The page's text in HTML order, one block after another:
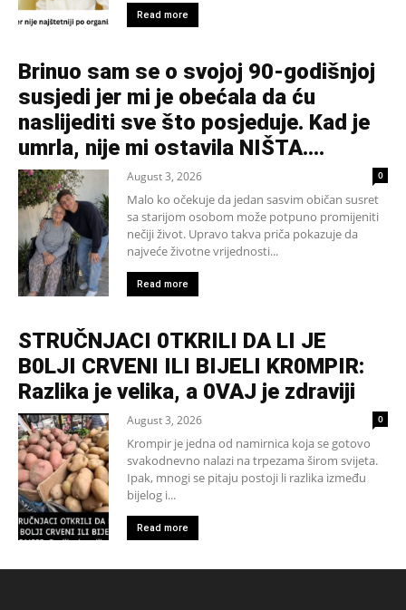
Read more
Brinuo sam se o svojoj 90-godišnjoj
susjedi jer mi je obećala da ću
naslijediti sve što posjeduje. Kad je
umrla, nije mi ostavila NIŠTA....
August 3, 2026 0
Malo ko očekuje da jedan sasvim običan susret
sa starijom osobom može potpuno promijeniti
nečiji život. Upravo takva priča pokazuje da
najveće životne vrijednosti...
Read more
STRUČNJACI 0TKRILI DA LI JE
B0LJI CRVENI ILI BIJELI KR0MPIR:
Razlika je velika, a 0VAJ je zdraviji
August 3, 2026 0
Krompir je jedna od namirnica koja se gotovo
svakodnevno nalazi na trpezama širom svijeta.
Ipak, mnogi se pitaju postoji li razlika između
bijelog i...
Read more